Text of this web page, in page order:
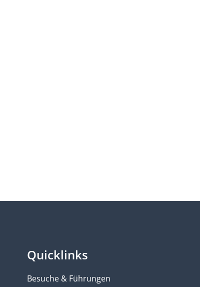
Quicklinks
Besuche & Führungen